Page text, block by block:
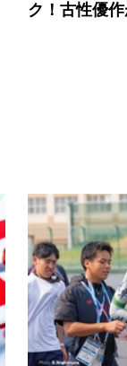
ク！古性優